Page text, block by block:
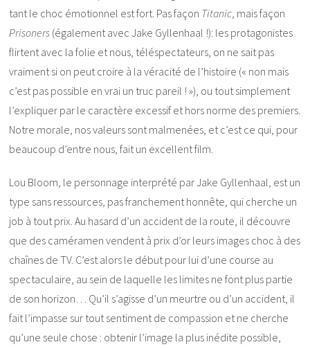
tant le choc émotionnel est fort. Pas façon Titanic, mais façon
Prisoners (également avec Jake Gyllenhaal !): les protagonistes
flirtent avec la folie et nous, téléspectateurs, on ne sait pas
vraiment si on peut croire à la véracité de l’histoire (« non mais
c’est pas possible en vrai un truc pareil ! »), ou tout simplement
l’expliquer par le caractère excessif et hors norme des premiers.
Notre morale, nos valeurs sont malmenées, et c’est ce qui, pour
beaucoup d’entre nous, fait un excellent film.
Lou Bloom, le personnage interprété par Jake Gyllenhaal, est un
type sans ressources, pas franchement honnête, qui cherche un
job à tout prix. Au hasard d’un accident de la route, il découvre
que des caméramen vendent à prix d’or leurs images choc à des
chaînes de TV. C’est alors le début pour lui d’une course au
spectaculaire, au sein de laquelle les limites ne font plus partie
de son horizon… Qu’il s’agisse d’un meurtre ou d’un accident, il
fait l’impasse sur tout sentiment de compassion et ne cherche
qu’une seule chose : obtenir l’image la plus inédite possible,